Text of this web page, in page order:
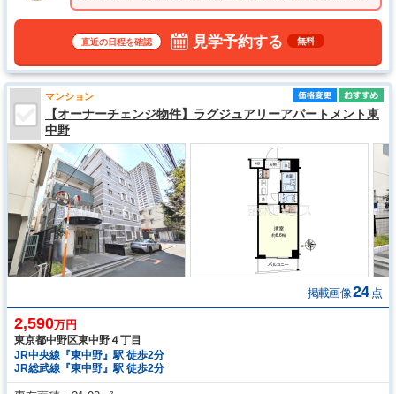
軽にお問い合わせください☆
直近の日程を確認 見学予約する 無料
マンション
【オーナーチェンジ物件】ラグジュアリーアパートメント東
中野
掲載画像24 点
2,590万円
東京都中野区東中野４丁目
JR中央線『東中野』駅 徒歩2分
JR総武線『東中野』駅 徒歩2分